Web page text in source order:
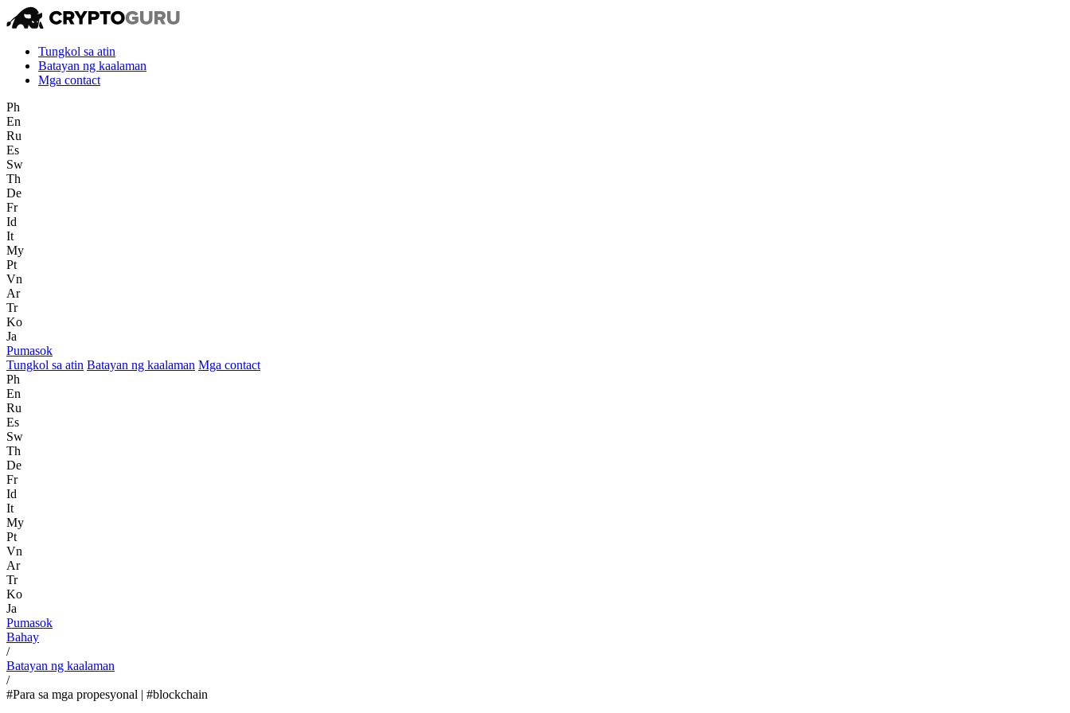
Tungkol sa atin
Batayan ng kaalaman
Mga contact
Ph
En
Ru
Es
Sw
Th
De
Fr
Id
It
My
Pt
Vn
Ar
Tr
Ko
Ja
Pumasok
Tungkol sa atin Batayan ng kaalaman Mga contact
Ph
En
Ru
Es
Sw
Th
De
Fr
Id
It
My
Pt
Vn
Ar
Tr
Ko
Ja
Pumasok
Bahay
/
Batayan ng kaalaman
/
#Para sa mga propesyonal | #blockchain